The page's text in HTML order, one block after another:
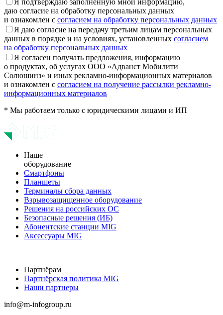
даю согласие на обработку персональных данных
и ознакомлен с согласием на обработку персональных данных
Я даю согласие на передачу третьим лицам персональных
данных в порядке и на условиях, установленных согласием
на обработку персональных данных
Я согласен получать предложения, информацию
о продуктах, об услугах ООО «Адванст Мобилити
Солюшинз» и иных рекламно-информационных материалов
и ознакомлен с согласием на получение рассылки рекламно-
информационных материалов
* Мы работаем только с юридическими лицами и ИП
Наше
оборудование
Смартфоны
Планшеты
Терминалы сбора данных
Взрывозащищенное оборудование
Решения на российских ОС
Безопасные решения (ИБ)
Абонентские станции MIG
Аксессуары MIG
Партнёрам
Партнёрская политика MIG
Наши партнеры
info@m-infogroup.ru